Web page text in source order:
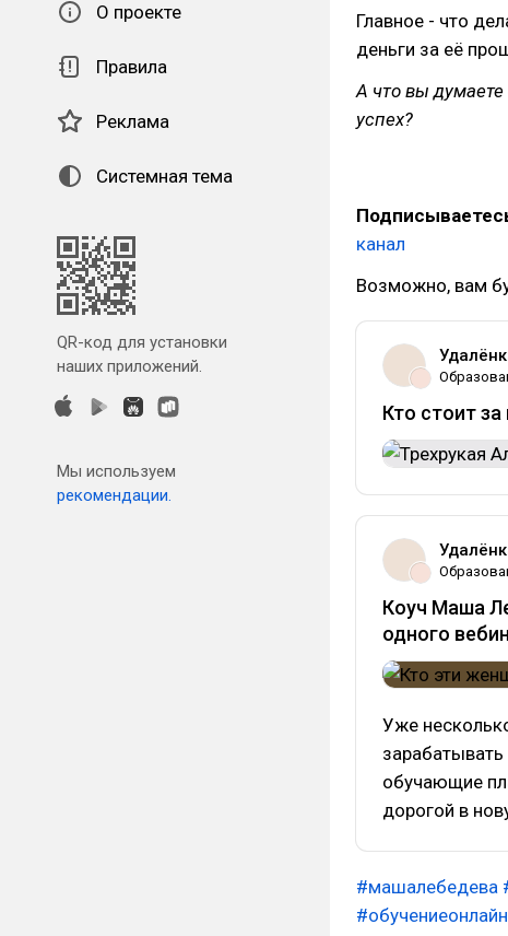
О проекте
Правила
Реклама
Системная тема
QR-код для установки
наших приложений.
Мы используем
рекомендации.
Главное - что
деньги за её
А что вы
успех?
канал
Возможно, вам
Кто стоит
Коуч Маша
одного
Уже
обучающие
дорогой в
#машалебедева
#обучениеонлайн